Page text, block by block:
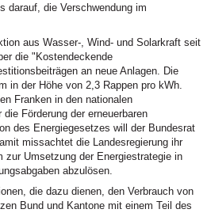
darauf, die Verschwendung im
aus Wasser-, Wind- und Solarkraft seit
die "Kostendeckende
an neue Anlagen. Die
in der Höhe von 2,3 Rappen pro kWh.
Franken in den nationalen
Förderung der erneuerbaren
des Energiegesetzes will der Bundesrat
missachtet die Landesregierung ihr
zur Umsetzung der Energiestrategie in
abzulösen.
die dazu dienen, den Verbrauch von
Bund und Kantone mit einem Teil des